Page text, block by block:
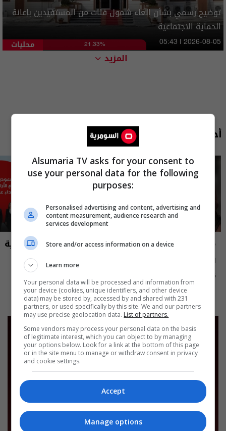
توضيح رسمي بشأن إلغاء شمول فئات من المستفيدين بإعانة
الحماية الاجتماعية
محليات 21.33% 05:43 | 2026-08-05
المزيد
أحدث الحلقات
مايك السومرية
الاعلامية والممثلة نغم المسعودي -
15:30 | 2026-08-05
نشرة أخبار السومرية
نشرة ٥ آب ٢٠٢٦ | 2026
Alsumaria TV asks for your consent to
use your personal data for the following
purposes:
Personalised advertising and content, advertising and
content measurement, audience research and
services development
Store and/or access information on a device
Learn more
Your personal data will be processed and information from
your device (cookies, unique identifiers, and other device
data) may be stored by, accessed by and shared with 231
partners, or used specifically by this site. We and our partners
may use precise geolocation data. List of partners.
Some vendors may process your personal data on the basis
of legitimate interest, which you can object to by managing
your options below. Look for a link at the bottom of this page
or in the site menu to manage or withdraw consent in privacy
and cookie settings.
Accept
Manage options